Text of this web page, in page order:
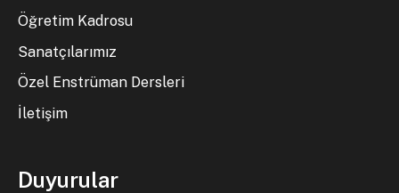
Öğretim Kadrosu
Sanatçılarımız
Özel Enstrüman Dersleri
İletişim
Duyurular